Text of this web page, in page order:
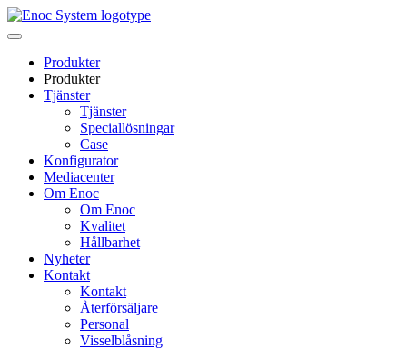
Skip
to
Produkter
Produkter
Tjänster
Tjänster
Speciallösningar
Case
Konfigurator
Mediacenter
Om Enoc
Om Enoc
Kvalitet
Hållbarhet
Nyheter
Kontakt
Kontakt
Återförsäljare
Personal
Visselblåsning